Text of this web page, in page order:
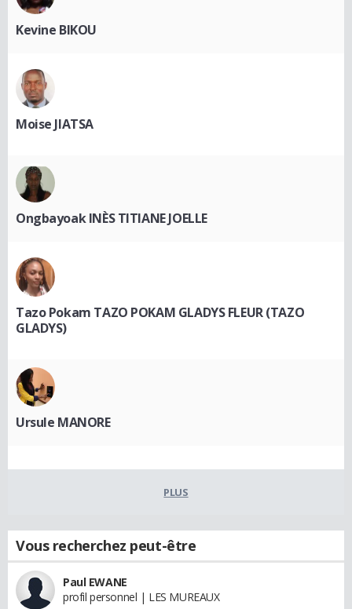
Kevine BIKOU
Moise JIATSA
Ongbayoak INÈS TITIANE JOELLE
Tazo Pokam TAZO POKAM GLADYS FLEUR (TAZO
GLADYS)
Ursule MANORE
PLUS
Vous recherchez peut-être
Paul EWANE
profil personnel | LES MUREAUX